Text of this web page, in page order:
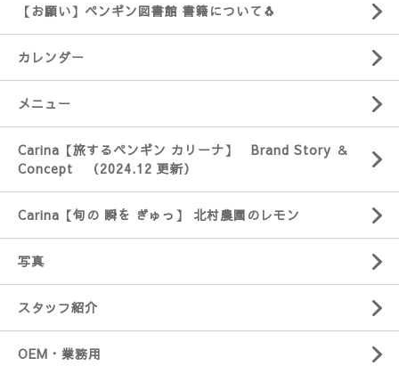
【お願い】ペンギン図書館 書籍について🐧
カレンダー
メニュー
Carina【旅するペンギン カリーナ】 Brand Story ＆
Concept （2024.12 更新）
Carina【旬の 瞬を ぎゅっ】 北村農園のレモン
写真
スタッフ紹介
OEM・業務用